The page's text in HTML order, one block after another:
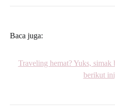
Baca juga:
Traveling hemat? Yuks, simak
berikut